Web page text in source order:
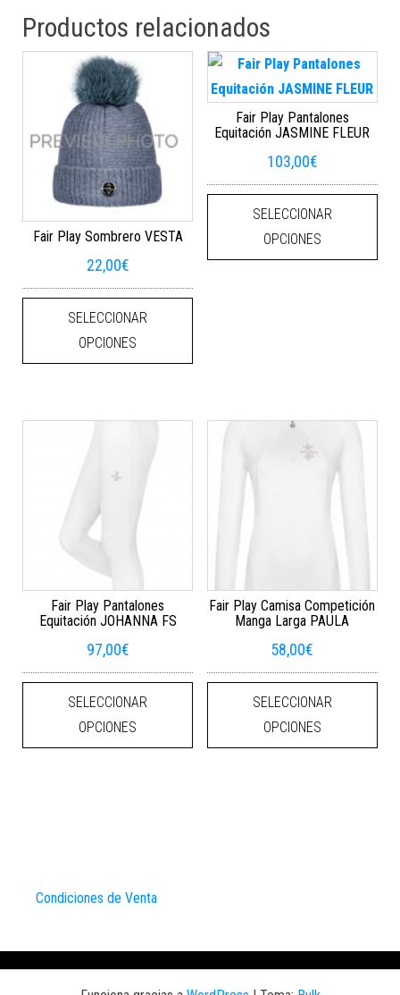
Productos relacionados
Fair Play Sombrero VESTA
22,00€
SELECCIONAR
OPCIONES
Este producto tiene múltiples
Fair Play Pantalones
Equitación JASMINE FLEUR
103,00€
SELECCIONAR
OPCIONES
Fair Play Pantalones
Equitación JOHANNA FS
97,00€
SELECCIONAR
OPCIONES
Este producto tiene múltiples
Fair Play Camisa Competición
Manga Larga PAULA
58,00€
SELECCIONAR
OPCIONES
Condiciones de Venta